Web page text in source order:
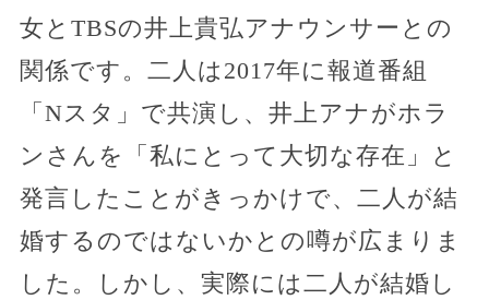
女とTBSの井上貴弘アナウンサーとの
関係です。二人は2017年に報道番組
「Nスタ」で共演し、井上アナがホラ
ンさんを「私にとって大切な存在」と
発言したことがきっかけで、二人が結
婚するのではないかとの噂が広まりま
した。しかし、実際には二人が結婚し